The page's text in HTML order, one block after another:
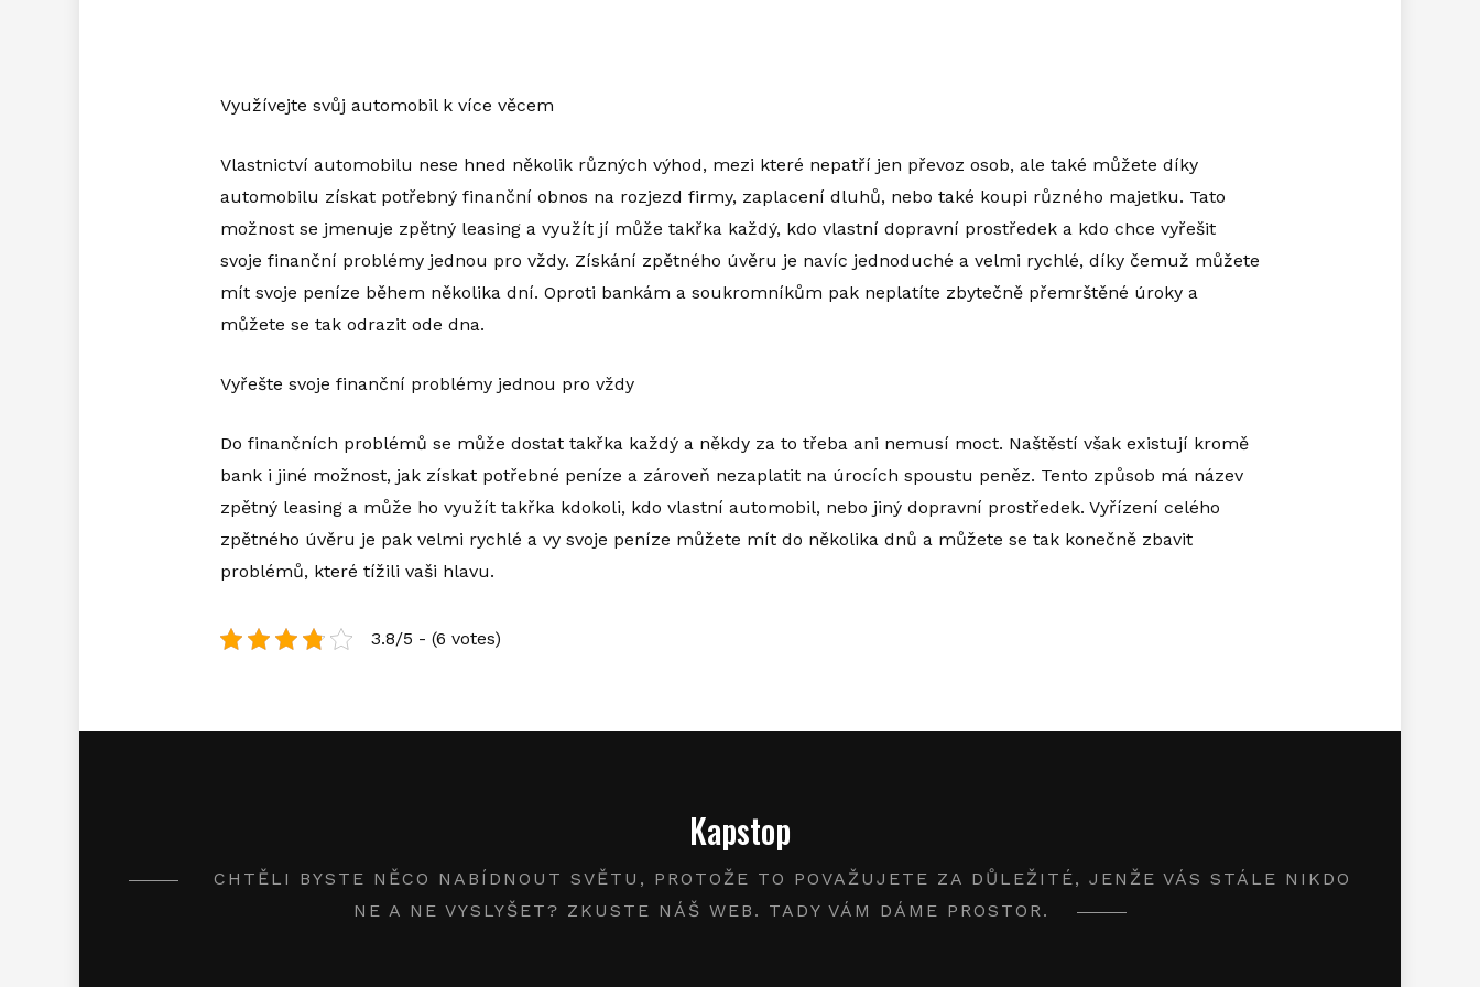
Využívejte svůj automobil k více věcem
Vlastnictví automobilu nese hned několik různých výhod, mezi které nepatří jen převoz osob, ale také můžete díky
automobilu získat potřebný finanční obnos na rozjezd firmy, zaplacení dluhů, nebo také koupi různého majetku. Tato
možnost se jmenuje zpětný leasinga využít jí může takřka každý, kdo vlastní dopravní prostředek a kdo chce vyřešit
svoje finanční problémy jednou pro vždy. Získání zpětného úvěru je navíc jednoduché a velmi rychlé, díky čemuž můžete
mít svoje peníze během několika dní. Oproti bankám a soukromníkům pak neplatíte zbytečně přemrštěné úroky a
můžete se tak odrazit ode dna.
Vyřešte svoje finanční problémy jednou pro vždy
Do finančních problémů se může dostat takřka každý a někdy za to třeba ani nemusí moct. Naštěstí však existují kromě
bank i jiné možnost, jak získat potřebné peníze a zároveň nezaplatit na úrocích spoustu peněz. Tento způsob má název
zpětný leasing a může ho využít takřka kdokoli, kdo vlastní automobil, nebo jiný dopravní prostředek. Vyřízení celého
zpětného úvěru je pak velmi rychlé a vy svoje peníze můžete mít do několika dnů a můžete se tak konečně zbavit
problémů, které tížili vaši hlavu.
3.8/5 - (6 votes)
Kapstop
CHTĚLI BYSTE NĚCO NABÍDNOUT SVĚTU, PROTOŽE TO POVAŽUJETE ZA DŮLEŽITÉ, JENŽE VÁS STÁLE NIKDO
NE A NE VYSLYŠET? ZKUSTE NÁŠ WEB. TADY VÁM DÁME PROSTOR.